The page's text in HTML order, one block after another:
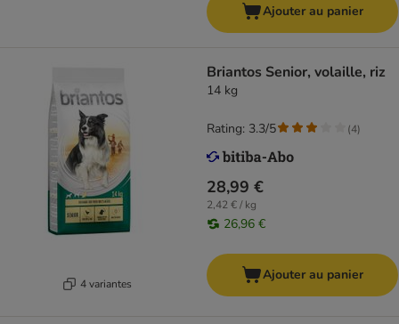
Ajouter au panier
4 variantes
Briantos Senior, volaille, riz
14 kg
28,99 €
2,42 € / kg
26,96 €
Rating: 3.3/5 (4)
Ajouter au panier